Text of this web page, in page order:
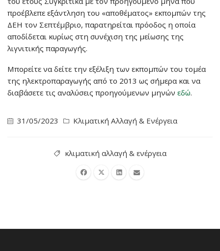
προέβλεπε εξάντληση του «αποθέματος» εκπομπών της
ΔΕΗ τον Σεπτέμβριο, παρατηρείται πρόοδος η οποία
αποδίδεται κυρίως στη συνέχιση της μείωσης της
λιγνιτικής παραγωγής.
Μπορείτε να δείτε την εξέλιξη των εκπομπών του τομέα
της ηλεκτροπαραγωγής από το 2013 ως σήμερα και να
διαβάσετε τις αναλύσεις προηγούμενων μηνών εδώ.
31/05/2023 Κλιματική Αλλαγή & Ενέργεια
κλιματική αλλαγή & ενέργεια